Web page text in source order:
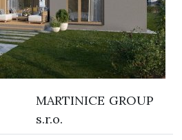
MARTINICE GROUP
s.r.o.